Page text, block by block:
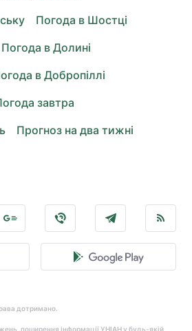
Погода в Шостці
Погода в Долині
в Добропіллі
завтра
Прогноз на два тижні
дотримано.
поширення інформації УНІАН у будь-якій